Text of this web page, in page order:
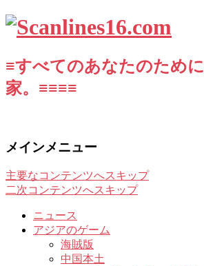
≡すべてのあなたのため
家。≡≡≡≡
メインメニュー
主要なコンテンツへスキップ
二次コンテンツへスキップ
ニュース
アジアのゲーム
海賊版
中国本土